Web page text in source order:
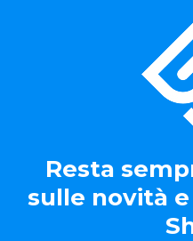
Resta
sulle novità